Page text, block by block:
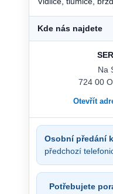
Kde nás najdete
Na
724 00
Otevřít
Osobní předání
předchozí
Potřebujete